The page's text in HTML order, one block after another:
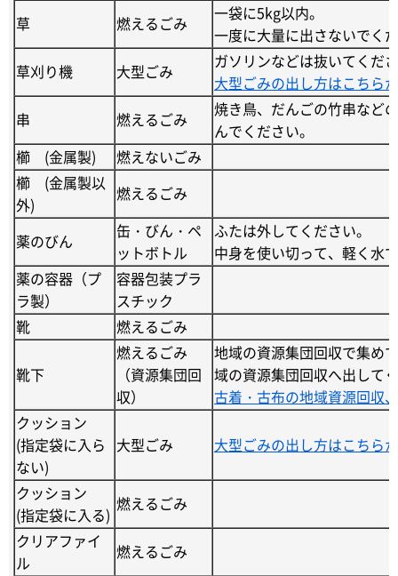
草
燃えるごみ
一袋に5kg以内。
一度に大量に出さないでく
草刈り機
大型ごみ
ガソリンなどは抜いてくだ
大型ごみの出し方はこちら
串
燃えるごみ
焼き鳥、だんごの竹串など
んでください。
櫛 (金属製)
燃えないごみ
櫛 (金属製以
外)
燃えるごみ
薬のびん
缶・びん・ペ
ットボトル
ふたは外してください。
中身を使い切って、軽く水
薬の容器（プ
ラ製）
容器包装プラ
スチック
靴
燃えるごみ
靴下
燃えるごみ
（資源集団回
収）
地域の資源集団回収で集め
域の資源集団回収へ出して
古着・古布の地域資源回収
クッション
(指定袋に入ら
ない)
大型ごみ 大型ごみの出し方はこちら
クッション
(指定袋に入る)
燃えるごみ
クリアファイ
ル
燃えるごみ